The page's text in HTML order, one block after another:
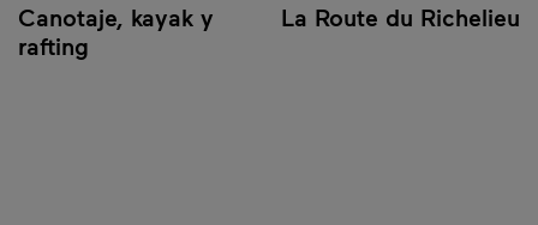
Canotaje, kayak y
rafting
La Route du Richelieu